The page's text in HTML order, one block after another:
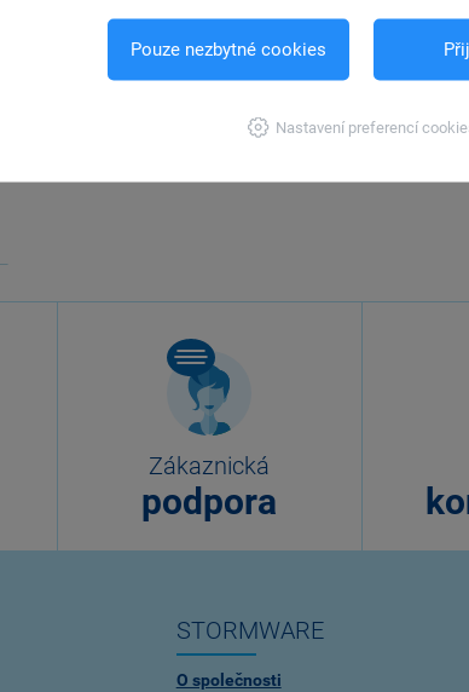
Pouze nezbytné cookies
Nastavení preferencí
Zákaznická
podpora
STORMWARE
O společnosti